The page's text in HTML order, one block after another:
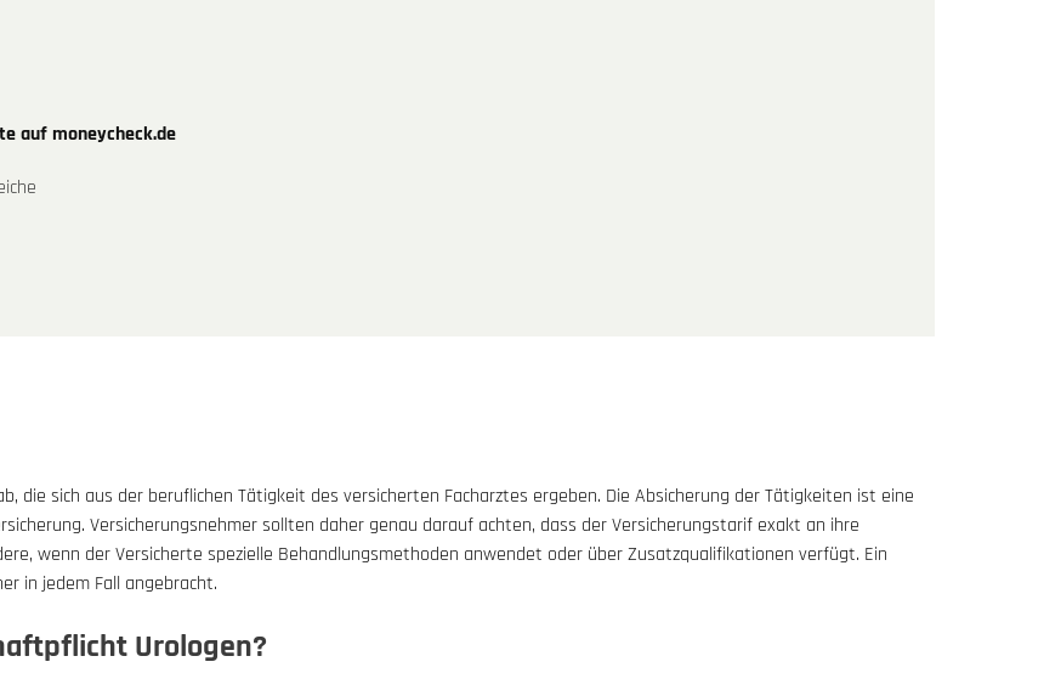
auf moneycheck.de
die sich aus der beruflichen Tätigkeit des versicherten Facharztes ergeben. Die Absicherung der Tätigkeiten ist eine
Versicherungsnehmer sollten daher genau darauf achten, dass der Versicherungstarif exakt an ihre
wenn der Versicherte spezielle Behandlungsmethoden anwendet oder über Zusatzqualifikationen verfügt. Ein
in jedem Fall angebracht.
Urologen?